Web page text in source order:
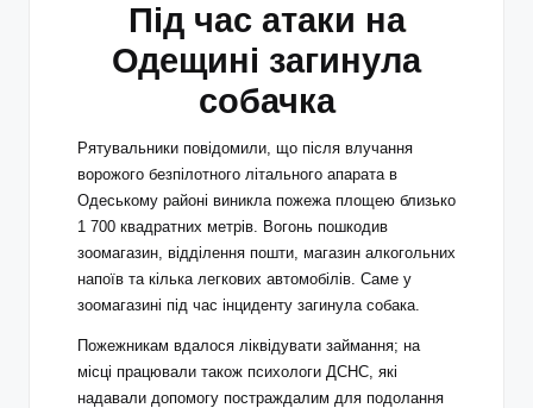
Під час атаки на
Одещині загинула
собачка
Рятувальники повідомили, що після влучання
ворожого безпілотного літального апарата в
Одеському районі виникла пожежа площею близько
1 700 квадратних метрів. Вогонь пошкодив
зоомагазин, відділення пошти, магазин алкогольних
напоїв та кілька легкових автомобілів. Саме у
зоомагазині під час інциденту загинула собака.
Пожежникам вдалося ліквідувати займання; на
місці працювали також психологи ДСНС, які
надавали допомогу постраждалим для подолання